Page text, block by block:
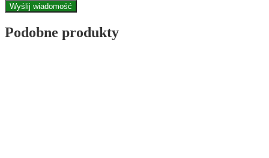
Wyślij wiadomość
Podobne produkty